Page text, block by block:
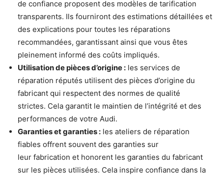
de confiance proposent des modèles de tarification
transparents. Ils fourniront des estimations détaillées et
des explications pour toutes les réparations
recommandées, garantissant ainsi que vous êtes
pleinement informé des coûts impliqués.
Utilisation de pièces d’origine : les services de
réparation réputés utilisent des pièces d’origine du
fabricant qui respectent des normes de qualité
strictes. Cela garantit le maintien de l’intégrité et des
performances de votre Audi.
Garanties et garanties : les ateliers de réparation
fiables offrent souvent des garanties sur
leur fabrication et honorent les garanties du fabricant
sur les pièces utilisées. Cela inspire confiance dans la